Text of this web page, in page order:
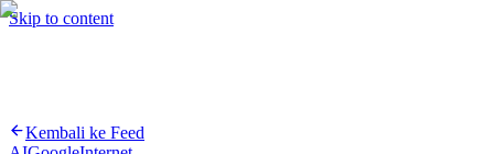
Skip to content
Cari⌘K Hire me
Kembali ke Feed